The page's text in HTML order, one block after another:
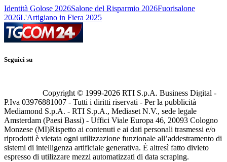
Identità Golose 2026Salone del Risparmio 2026Fuorisalone
2026L'Artigiano in Fiera 2025
Seguici su
Copyright © 1999-2026 RTI S.p.A. Business Digital -
P.Iva 03976881007 - Tutti i diritti riservati - Per la pubblicità
Mediamond S.p.A. - RTI S.p.A., Mediaset N.V., sede legale
Amsterdam (Paesi Bassi) - Uffici Viale Europa 46, 20093 Cologno
Monzese (MI)Rispetto ai contenuti e ai dati personali trasmessi e/o
riprodotti è vietata ogni utilizzazione funzionale all’addestramento di
sistemi di intelligenza artificiale generativa. È altresì fatto divieto
espresso di utilizzare mezzi automatizzati di data scraping.